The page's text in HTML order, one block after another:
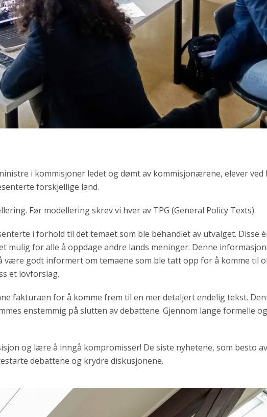
i kommisjoner ledet og dømt av kommisjonærene, elever ved
forskjellige land.
Før modellering skrev vi hver av TPG (General Policy Texts).
i forhold til det temaet som ble behandlet av utvalget. Disse
mulig for alle å oppdage andre lands meninger. Denne
være godt informert om temaene som ble tatt opp for å komme til
et lovforslag.
fakturaen for å komme frem til en mer detaljert endelig tekst.
enstemmig på slutten av debattene. Gjennom lange formelle
og lære å inngå kompromisser! De siste nyhetene, som besto
debattene og krydre diskusjonene.